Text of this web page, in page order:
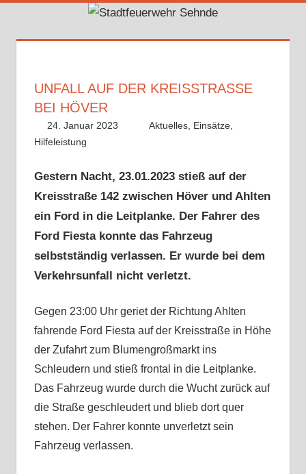
UNFALL AUF DER KREISSTRASSE B
EI HÖVER
24. Januar 2023 Benedikt Nolle
Aktuelles, Einsätze,
Hilfeleistung
Gestern Nacht, 23.01.2023 stieß auf der
Kreisstraße 142 zwischen Höver und Ahlten
ein Ford in die Leitplanke. Der Fahrer des
Ford Fiesta konnte das Fahrzeug
selbstständig verlassen. Er wurde bei dem
Verkehrsunfall nicht verletzt.
Gegen 23:00 Uhr geriet der Richtung Ahlten
fahrende Ford Fiesta auf der Kreisstraße in Höhe
der Zufahrt zum Blumengroßmarkt ins
Schleudern und stieß frontal in die Leitplanke.
Das Fahrzeug wurde durch die Wucht zurück auf
die Straße geschleudert und blieb dort quer
stehen. Der Fahrer konnte unverletzt sein
Fahrzeug verlassen.